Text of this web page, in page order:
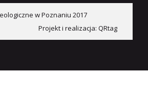
w Poznaniu 2017
Projekt i realizacja: QRtag